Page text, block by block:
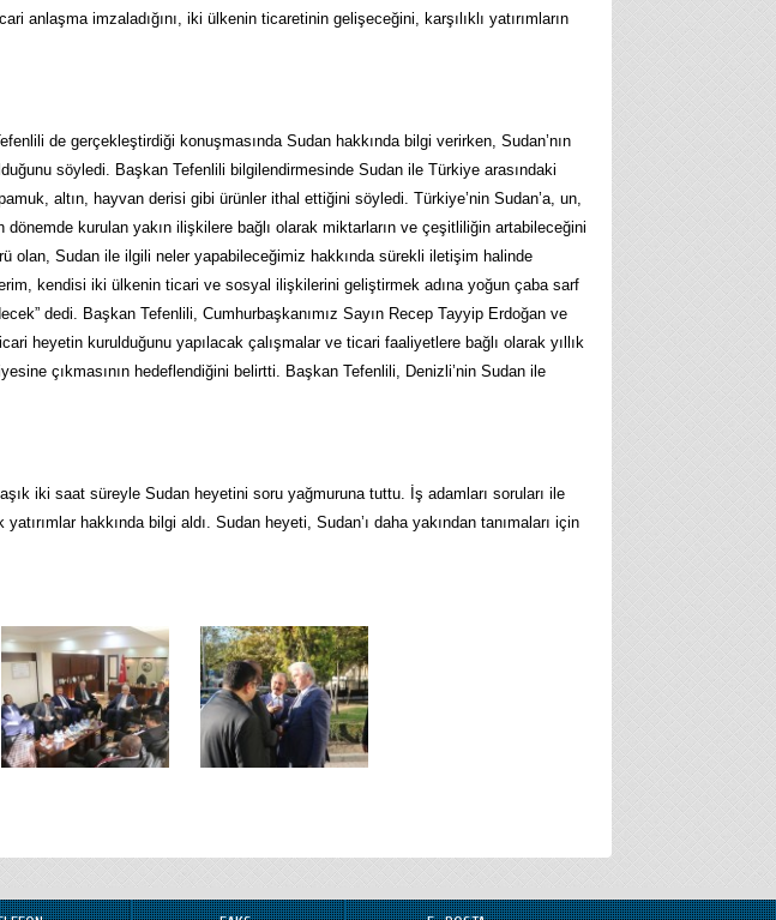
anlaşma imzaladığını, iki ülkenin ticaretinin gelişeceğini, karşılıklı yatırımların
de gerçekleştirdiği konuşmasında Sudan hakkında bilgi verirken, Sudan’nın
söyledi. Başkan Tefenlili bilgilendirmesinde Sudan ile Türkiye arasındaki
altın, hayvan derisi gibi ürünler ithal ettiğini söyledi. Türkiye’nin Sudan’a, un,
kurulan yakın ilişkilere bağlı olarak miktarların ve çeşitliliğin artabileceğini
olan, Sudan ile ilgili neler yapabileceğimiz hakkında sürekli iletişim halinde
kendisi iki ülkenin ticari ve sosyal ilişkilerini geliştirmek adına yoğun çaba sarf
dedi. Başkan Tefenlili, Cumhurbaşkanımız Sayın Recep Tayyip Erdoğan ve
heyetin kurulduğunu yapılacak çalışmalar ve ticari faaliyetlere bağlı olarak yıllık
çıkmasının hedeflendiğini belirtti. Başkan Tefenlili, Denizli’nin Sudan ile
iki saat süreyle Sudan heyetini soru yağmuruna tuttu. İş adamları soruları ile
hakkında bilgi aldı. Sudan heyeti, Sudan’ı daha yakından tanımaları için